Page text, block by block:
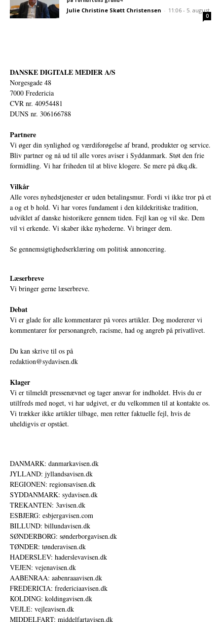
Julie Christine Skøtt Christensen - 11:06 - 5. august
0
DANSKE DIGITALE MEDIER A/S
Norgesgade 48
7000 Fredericia
CVR nr. 40954481
DUNS nr. 306166788
Partnere
Vi øger din synlighed og værdiforøgelse af brand, produkter og service.
Bliv partner og nå ud til alle vores aviser i Syddanmark. Støt den frie
formidling. Vi har friheden til at blive klogere. Se mere på dkq.dk.
Vilkår
Alle vores nyhedstjenester er uden betalingsmur. Fordi vi ikke tror på et
a og et b hold. Vi har vores fundament i den kildekritiske tradition,
udviklet af danske historikere gennem tiden. Fejl kan og vil ske. Dem
vil vi erkende. Vi skaber ikke nyhederne. Vi bringer dem.
Se gennemsigtighedserklæring om politisk annoncering.
Læserbreve
Vi bringer gerne læserbreve.
Debat
Vi er glade for alle kommentarer på vores artikler. Dog modererer vi
kommentarer for personangreb, racisme, had og angreb på privatlivet.
Du kan skrive til os på
redaktion@sydavisen.dk
Klager
Vi er tilmeldt pressenævnet og tager ansvar for indholdet. Hvis du er
utilfreds med noget, vi har udgivet, er du velkommen til at kontakte os.
Vi trækker ikke artikler tilbage, men retter faktuelle fejl, hvis de
uheldigvis er opstået.
DANMARK: danmarkavisen.dk
JYLLAND: jyllandsavisen.dk
REGIONEN: regionsavisen.dk
SYDDANMARK: sydavisen.dk
TREKANTEN: 3avisen.dk
ESBJERG: esbjergavisen.com
BILLUND: billundavisen.dk
SØNDERBORG: sønderborgavisen.dk
TØNDER: tønderavisen.dk
HADERSLEV: haderslevavisen.dk
VEJEN: vejenavisen.dk
AABENRAA: aabenraaavisen.dk
FREDERICIA: fredericiaavisen.dk
KOLDING: koldingavisen.dk
VEJLE: vejleavisen.dk
MIDDELFART: middelfartavisen.dk